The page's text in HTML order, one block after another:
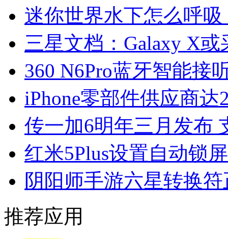
迷你世界水下怎么呼
三星文档：Galaxy X
360 N6Pro蓝牙智能接
iPhone零部件供应商
传一加6明年三月发布
红米5Plus设置自动锁
阴阳师手游六星转换
推荐应用